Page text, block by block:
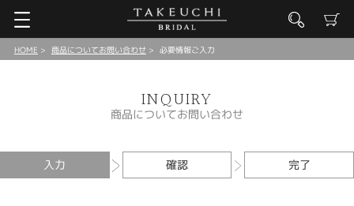
HOME 商品についてお問い合わせ 必要情報ご入力
INQUIRY
商品についてお問い合わせ
入力 確認 完了